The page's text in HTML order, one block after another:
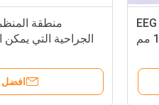
منطقة
الجراحية التي يمكن
طلاء الذهب الطبي أقطاب كأس EEG